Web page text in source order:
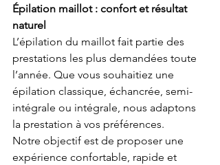
Épilation maillot : confort et résultat
naturel
L’épilation du maillot fait partie des
prestations les plus demandées toute
l’année. Que vous souhaitiez une
épilation classique, échancrée, semi-
intégrale ou intégrale, nous adaptons
la prestation à vos préférences.
Notre objectif est de proposer une
expérience confortable, rapide et